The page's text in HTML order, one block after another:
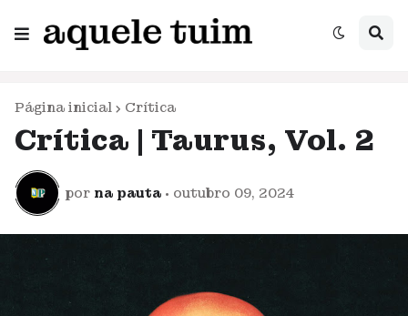
Página inicial Crítica
Crítica | Taurus, Vol. 2
por na pauta • outubro 09, 2024